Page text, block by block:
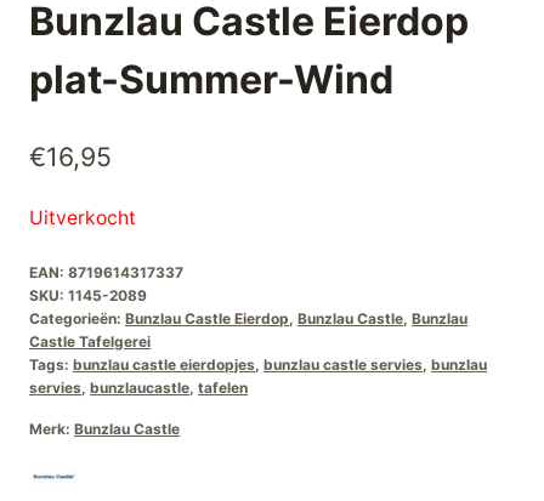
Bunzlau Castle Eierdop
plat-Summer-Wind
€16,95
Uitverkocht
EAN: 8719614317337
SKU: 1145-2089
Categorieën: Bunzlau Castle Eierdop, Bunzlau Castle, Bunzlau
Castle Tafelgerei
Tags: bunzlau castle eierdopjes, bunzlau castle servies, bunzlau
servies, bunzlaucastle, tafelen
Merk: Bunzlau Castle